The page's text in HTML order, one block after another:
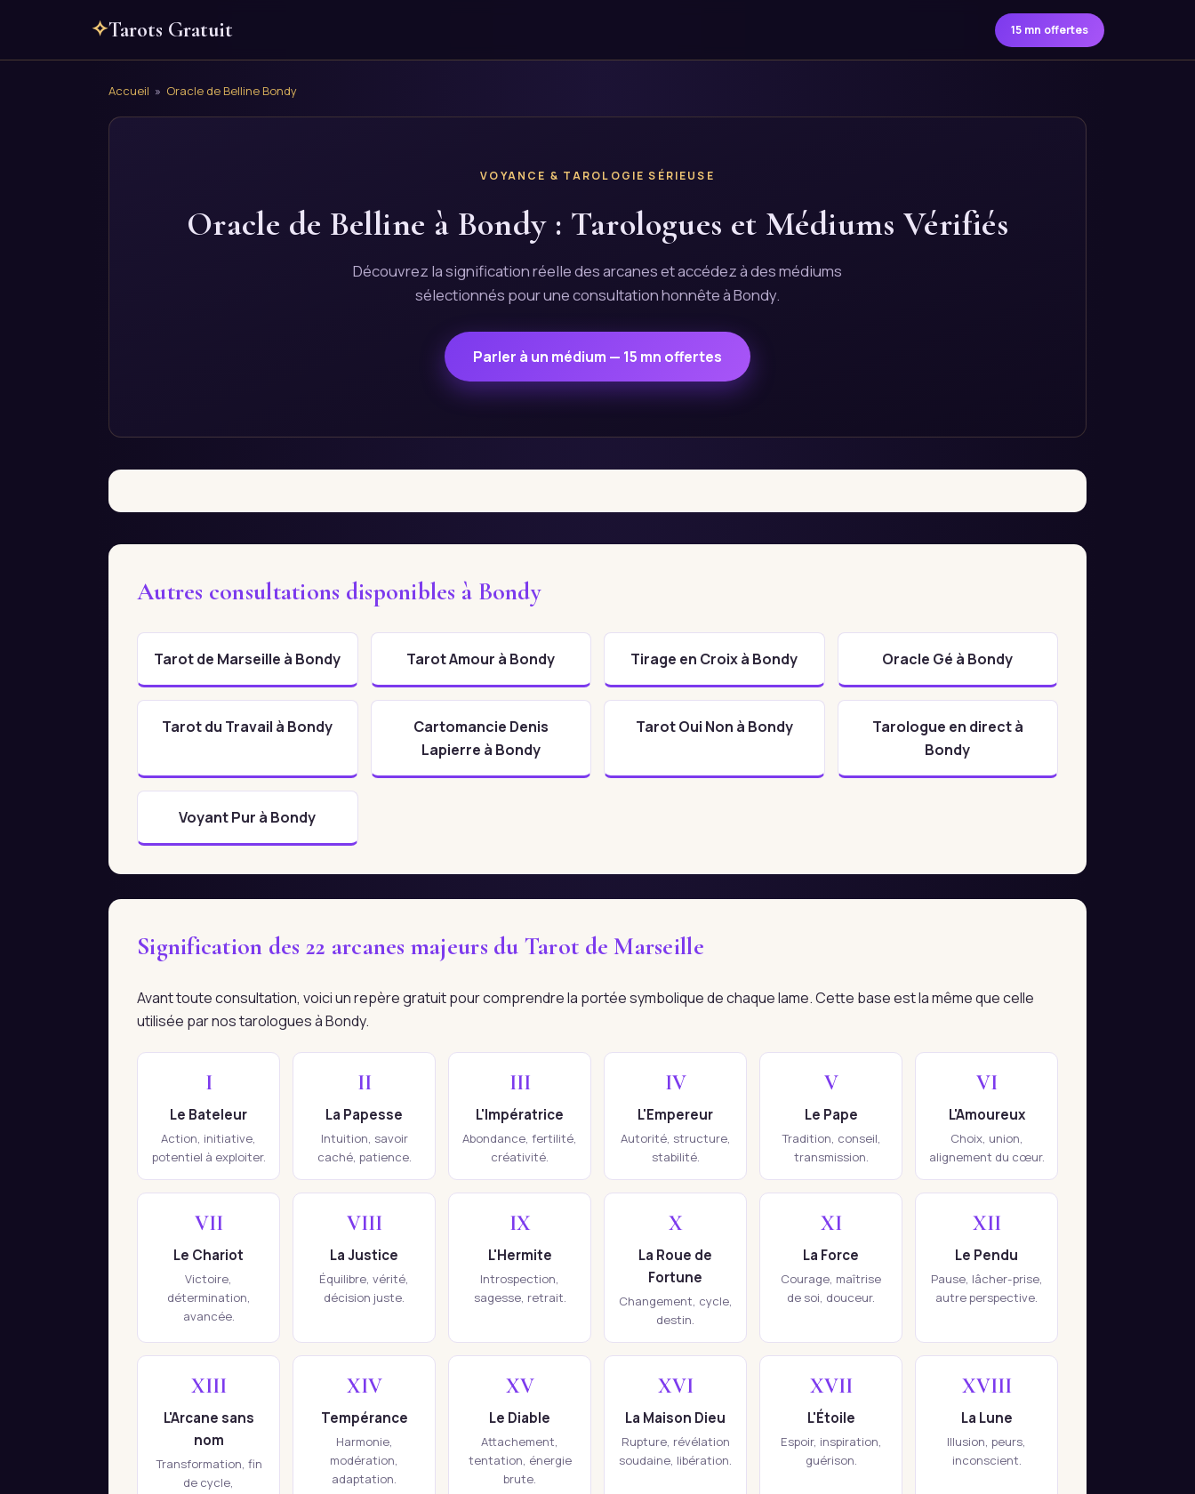
✧Tarots Gratuit 15 mn offertes
Accueil » Oracle de Belline Bondy
VOYANCE & TAROLOGIE SÉRIEUSE
Oracle de Belline à Bondy : Tarologues et Médiums Vérifiés
Découvrez la signification réelle des arcanes et accédez à des médiums
sélectionnés pour une consultation honnête à Bondy.
Parler à un médium — 15 mn offertes
Autres consultations disponibles à Bondy
Tarot de Marseille à Bondy Tarot Amour à Bondy Tirage en Croix à Bondy Oracle Gé à Bondy
Tarot du Travail à Bondy
Cartomancie Denis
Lapierre à Bondy
Tarot Oui Non à Bondy
Tarologue en direct à
Bondy
Voyant Pur à Bondy
Signification des 22 arcanes majeurs du Tarot de Marseille
Avant toute consultation, voici un repère gratuit pour comprendre la portée symbolique de chaque lame. Cette base est la même que celle
utilisée par nos tarologues à Bondy.
I
Le Bateleur
Action, initiative,
potentiel à exploiter.
II
La Papesse
Intuition, savoir
caché, patience.
III
L'Impératrice
Abondance, fertilité,
créativité.
IV
L'Empereur
Autorité, structure,
stabilité.
V
Le Pape
Tradition, conseil,
transmission.
VI
L'Amoureux
Choix, union,
alignement du cœur.
VII
Le Chariot
Victoire,
détermination,
avancée.
VIII
La Justice
Équilibre, vérité,
décision juste.
IX
L'Hermite
Introspection,
sagesse, retrait.
X
La Roue de
Fortune
Changement, cycle,
destin.
XI
La Force
Courage, maîtrise
de soi, douceur.
XII
Le Pendu
Pause, lâcher-prise,
autre perspective.
XIII
L'Arcane sans
nom
Transformation, fin
de cycle,
XIV
Tempérance
Harmonie,
modération,
adaptation.
XV
Le Diable
Attachement,
tentation, énergie
brute.
XVI
La Maison Dieu
Rupture, révélation
soudaine, libération.
XVII
L'Étoile
Espoir, inspiration,
guérison.
XVIII
La Lune
Illusion, peurs,
inconscient.